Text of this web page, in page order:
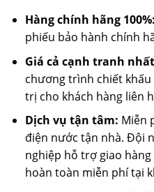
Hàng chính hãng 100%:
phiếu bảo hành chính
Giá cả cạnh tranh
chương trình chiết
trị cho khách hàng liên
Dịch vụ tận tâm: Miễn
điện nước tận nhà. Đội
nghiệp hỗ trợ giao
hoàn toàn miễn phí tại